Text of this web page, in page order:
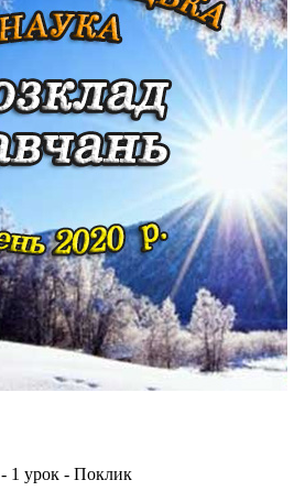
- 1 урок - Поклик